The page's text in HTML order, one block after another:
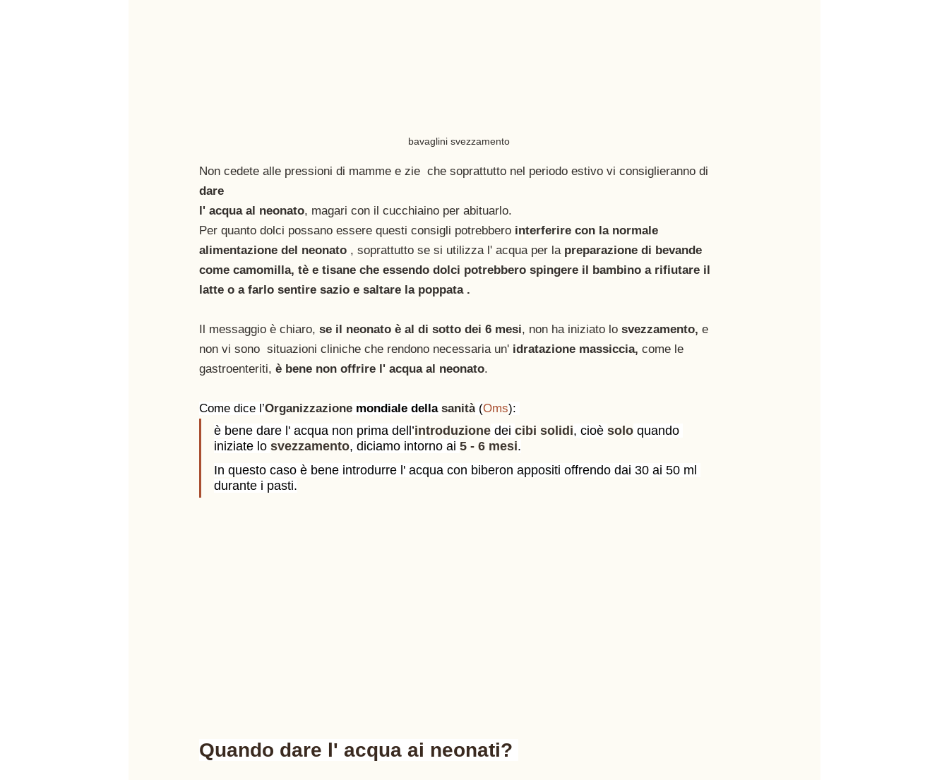
bavaglini svezzamento
Non cedete alle pressioni di mamme e zie  che soprattutto nel periodo estivo vi consiglieranno di
dare
l' acqua al neonato, magari con il cucchiaino per abituarlo.
Per quanto dolci possano essere questi consigli potrebbero interferire con la normale
alimentazione del neonato , soprattutto se si utilizza l' acqua per la preparazione di bevande
come camomilla, tè e tisane che essendo dolci potrebbero spingere il bambino a rifiutare il
latte o a farlo sentire sazio e saltare la poppata .
Il messaggio è chiaro, se il neonato è al di sotto dei 6 mesi, non ha iniziato lo svezzamento, e
non vi sono  situazioni cliniche che rendono necessaria un' idratazione massiccia, come le
gastroenteriti, è bene non offrire l' acqua al neonato.
Come dice l’Organizzazione mondiale della sanità (Oms):
è bene dare l' acqua non prima dell’introduzione dei cibi solidi, cioè solo quando
iniziate lo svezzamento, diciamo intorno ai 5 - 6 mesi.
In questo caso è bene introdurre l' acqua con biberon appositi offrendo dai 30 ai 50 ml
durante i pasti.
Quando dare l' acqua ai neonati?